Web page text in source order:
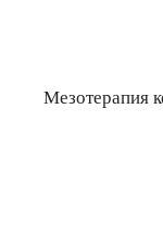
Мезотерапия